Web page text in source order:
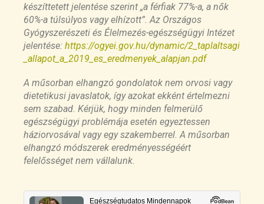
Low glycaemic index diets as an intervention for
obesity: a systematic review and meta-analysis
https://pubmed.ncbi.nlm.nih.gov/21105792/
diet interventions on long-term weight change in
adults: a systematic review and meta-analysis
https://pubmed.ncbi.nlm.nih.gov/26527511/
Comparison of dietary macronutrient patterns of
14 popular named dietary programmes for
in adults: systematic review and network meta-
készíttetett jelentése szerint „a férfiak 77%-a, a nők
60%-a túlsúlyos vagy elhízott”. Az Országos
Gyógyszerészeti és Élelmezés-egészségügyi Intézet
jelentése: https://ogyei.gov.hu/dynamic/2_taplaltsagi
_allapot_a_2019_es_eredmenyek_alapjan.pdf
A műsorban elhangzó gondolatok nem orvosi vagy
dietetikusi javaslatok, így azokat ekként értelmezni
sem szabad. Kérjük, hogy minden felmerülő
egészségügyi problémája esetén egyeztessen
háziorvosával vagy egy szakemberrel. A műsorban
elhangzó módszerek eredményességéért
felelősséget nem vállalunk.